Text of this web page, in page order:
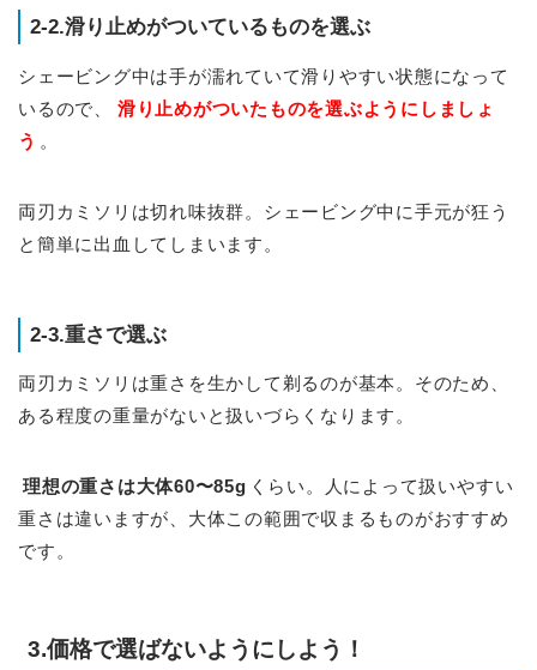
2-2.滑り止めがついているものを選ぶ
シェービング中は手が濡れていて滑りやすい状態になって
いるので、
滑り止めがついたものを選ぶようにしましょ
う 。
両刃カミソリは切れ味抜群。シェービング中に手元が狂う
と簡単に出血してしまいます。
2-3.重さで選ぶ
両刃カミソリは重さを生かして剃るのが基本。そのため、
ある程度の重量がないと扱いづらくなります。
理想の重さは大体60〜85g くらい。人によって扱いやすい
重さは違いますが、大体この範囲で収まるものがおすすめ
です。
3.価格で選ばないようにしよう！